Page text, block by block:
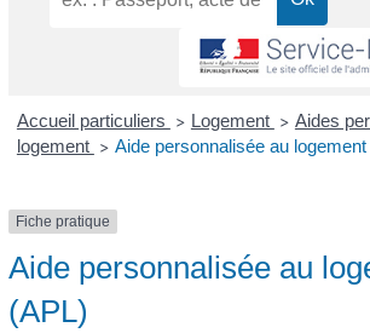
Accueil particuliers > Logement > Aides
logement > Aide personnalisée au
Fiche pratique
Aide personnalisée au
(APL)